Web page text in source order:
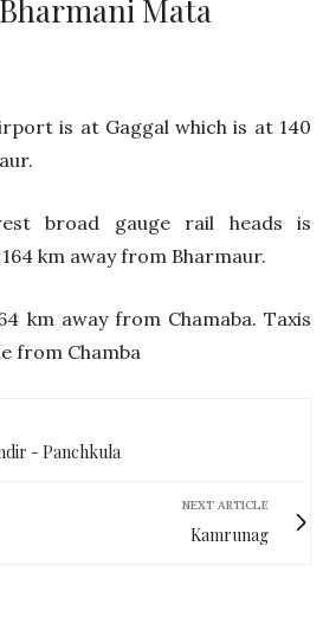
Mata
is at Gaggal which is at 140
broad gauge rail heads is
km away from Bharmaur.
km away from Chamaba. Taxis
from Chamba
- Panchkula
NEXT ARTICLE
Kamrunag